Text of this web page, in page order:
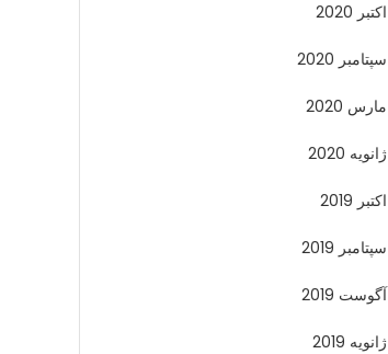
اکتبر 2020
سپتامبر 2020
مارس 2020
ژانویه 2020
اکتبر 2019
سپتامبر 2019
آگوست 2019
ژانویه 2019